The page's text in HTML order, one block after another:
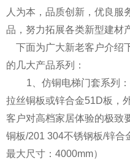
人为本，品质创新，优良服
品，努力拓展各类新型建材
下面为广大新老客户介绍
的几大产品系列：
1、仿铜电梯门套系列
拉丝铜板或锌合金51D板，
客户对高档家居体验的极致
铜板/201 304不锈钢板/锌合
最大尺寸：4000mm）